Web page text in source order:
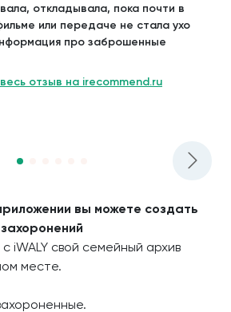
откладывала, пока почти в
или передаче не стала ухо
про заброшенные
отзыв на irecommend.ru
вы можете создать
iWALY свой семейный архив
месте.